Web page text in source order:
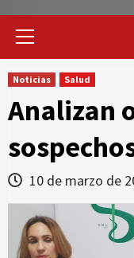
Primary
Noticias Salud
Analizan
10 de marzo de